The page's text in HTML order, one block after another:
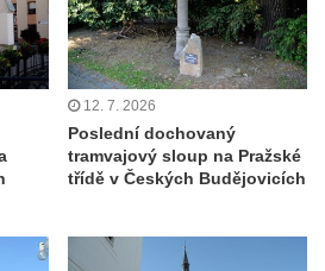
na hřbitově v
v Benešově
na hřbitově v
12. 7. 2026
Poslední dochovaný
tramvajový sloup na Pražské
třídě v Českých Budějovicích